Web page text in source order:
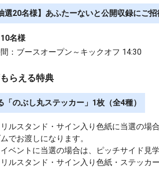
20名様】あふたーないと公開収録にご招
名様
：ブースオープン～キックオフ 14:30
らえる特典
「のぶし丸ステッカー」1枚（全4種）
ルスタンド・サイン入り色紙に当選の場
でお渡しになります。
ベントに当選の場合は、ピッチサイド見
ルスタンド・サイン入り色紙・ステッカ